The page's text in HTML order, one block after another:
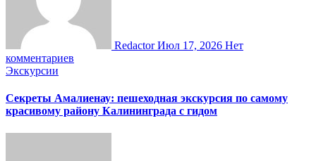
RedactorИюл 17, 2026 Нет
комментариев
Экскурсии
Секреты Амалиенау: пешеходная экскурсия по самому
красивому району Калининграда с гидом